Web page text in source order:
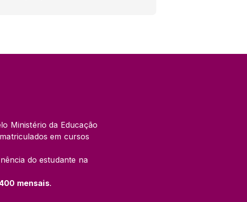
Ministério da Educação
em cursos
do estudante na
mensais.